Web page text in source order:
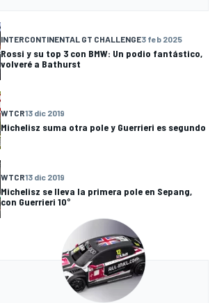
INTERCONTINENTAL GT CHALLENGE3 feb 2025
Rossi y su top 3 con BMW: Un podio fantástico,
volveré a Bathurst
WTCR13 dic 2019
Michelisz suma otra pole y Guerrieri es segundo
WTCR13 dic 2019
Michelisz se lleva la primera pole en Sepang,
con Guerrieri 10°